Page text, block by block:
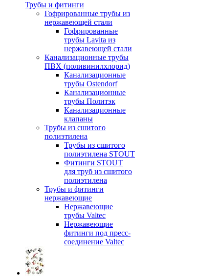
Трубы и фитинги
Гофрированные трубы из
нержавеющей стали
Гофрированные
трубы Lavita из
нержавеющей стали
Канализационные трубы
ПВХ (поливинилхлорид)
Канализационные
трубы Ostendorf
Канализационные
трубы Политэк
Канализационные
клапаны
Трубы из сшитого
полиэтилена
Трубы из сшитого
полиэтилена STOUT
Фитинги STOUT
для труб из сшитого
полиэтилена
Трубы и фитинги
нержавеющие
Нержавеющие
трубы Valtec
Нержавеющие
фитинги под пресс-
соединение Valtec